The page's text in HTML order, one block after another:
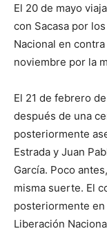
El 20 de mayo
con Sacasa por
Nacional en
noviembre por la
El 21 de febrero
después de una
posteriormente
Estrada y Juan
García. Poco
misma suerte. El
posteriormente
Liberación